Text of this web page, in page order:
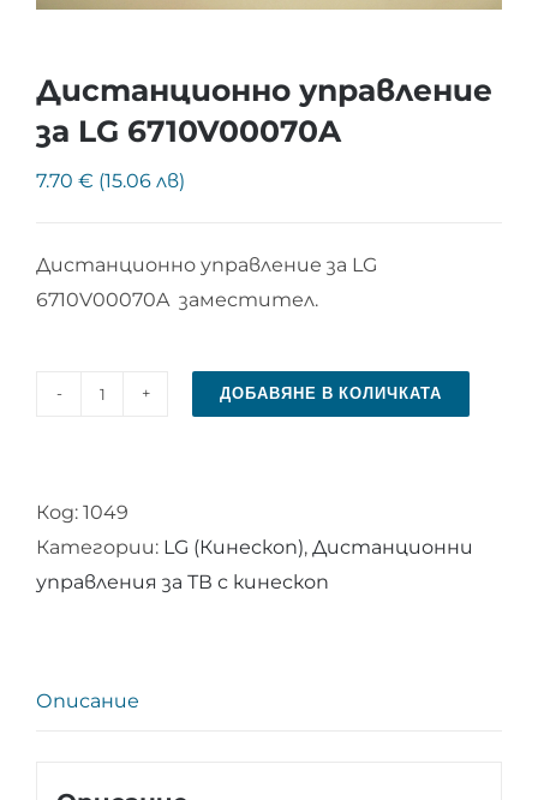
Дистанционно управление
за LG 6710V00070A
7.70 € (15.06 лв)
Дистанционно управление за LG
6710V00070A заместител.
количество
управление
за
LG
ДОБАВЯНЕ В КОЛИЧКАТА
Код: 1049
Категории: LG (Кинескоп), Дистанционни
управления за ТВ с кинескоп
Описание